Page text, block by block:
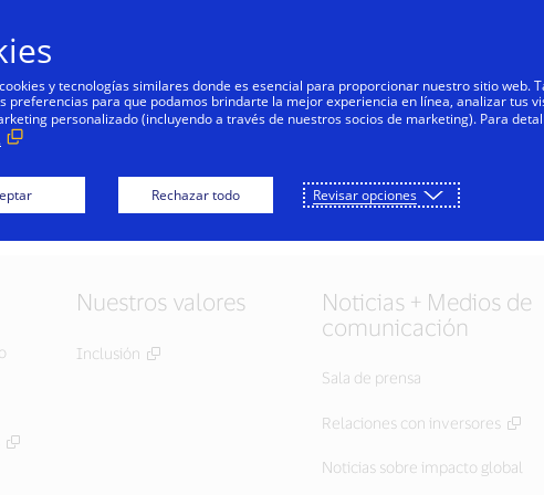
Personas Negocios
Nuestros valores
Inclusión
Noticias + Medios de
comunicación
Sala de prensa
Relaciones con inversores
Noticias sobre impacto global
y tecnologías similares donde es esencial para proporcionar nuestro sitio web.
preferencias para que podamos brindarte la mejor experiencia en línea, analizar tus
personalizado (incluyendo a través de nuestros socios de marketing). Para
Rechazar todo Revisar opciones